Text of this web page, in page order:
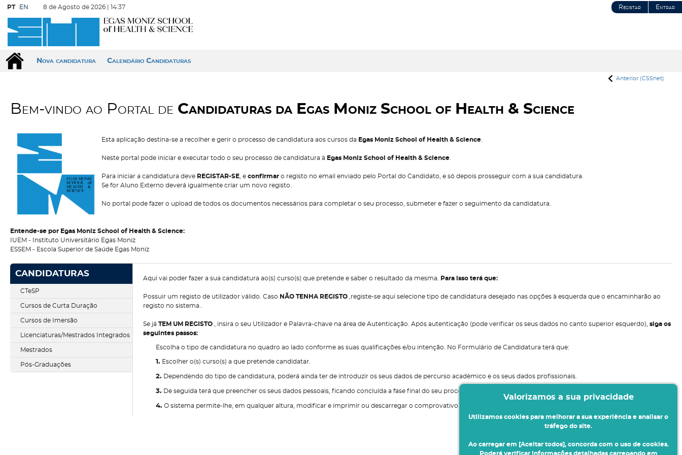
PT EN 8 de Agosto de 2026 | 14:37 Registar Entrar
Nova candidatura Calendário Candidaturas
Anterior (CSSnet)
Bem-vindo ao Portal de Candidaturas da Egas Moniz School of Health & Science
Esta aplicação destina-se a recolher e gerir o processo de candidatura aos cursos da Egas Moniz School of Health & Science
Neste portal pode iniciar e executar todo o seu processo de candidatura à Egas Moniz School of Health & Science
Para iniciar a candidatura deve REGISTAR-SE , e confirmar o registo no email enviado pelo Portal do Candidato, e só depois prosseguir com a sua candidatura.
Se for Aluno Externo deverá igualmente criar um novo registo.
No portal pode fazer o upload de todos os documentos necessários para completar o seu processo, submeter e fazer o seguimento da candidatura.
Entende-se por Egas Moniz School of Health & Science:
IUEM - Instituto Universitário Egas Moniz
ESSEM - Escola Superior de Saúde Egas Moniz
CANDIDATURAS
CTeSP
Cursos de Curta Duração
Cursos de Imersão
Licenciaturas/Mestrados Integrados
Mestrados
Pós-Graduações
Aqui vai poder fazer a sua candidatura ao(s) curso(s) que pretende e saber o resultado da mesma. Para isso terá que:
Possuir um registo de utilizador válido. Caso NÃO TENHA REGISTO ,registe-se aqui selecione tipo de candidatura desejado nas opções à esquerda que o encaminharão ao
registo no sistema..
Se já TEM UM REGISTO , insira o seu Utilizador e Palavra-chave na área de Autenticação. Após autenticação (pode verificar os seus dados no canto superior esquerdo), siga os
seguintes passos:
Escolha o tipo de candidatura no quadro ao lado conforme as suas qualificações e/ou intenção. No Formulário de Candidatura terá que:
1. Escolher o(s) curso(s) a que pretende candidatar.
2. Dependendo do tipo de candidatura, poderá ainda ter de introduzir os seus dados de percurso académico e os seus dados profissionais.
3. De seguida terá que preencher os seus dados pessoais, ficando concluída a fase final do seu processo de candidatura.
4. O sistema permite-lhe, em qualquer altura, modificar e imprimir ou descarregar o comprovativo com os dados da sua candidatura e validar se a mesma foi aceite.
Valorizamos a sua privacidade
Utilizamos cookies para melhorar a sua experiência e analisar o
tráfego do site.
Ao carregar em [Aceitar todos], concorda com o uso de cookies.
Poderá verificar informações detalhadas carregando em